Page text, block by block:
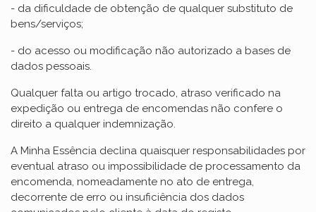
- da dificuldade de obtenção de qualquer substituto de
bens/serviços;
- do acesso ou modificação não autorizado a bases de
dados pessoais.
Qualquer falta ou artigo trocado, atraso verificado na
expedição ou entrega de encomendas não confere o
direito a qualquer indemnização.
A Minha Essência declina quaisquer responsabilidades por
eventual atraso ou impossibilidade de processamento da
encomenda, nomeadamente no ato de entrega,
decorrente de erro ou insuficiência dos dados